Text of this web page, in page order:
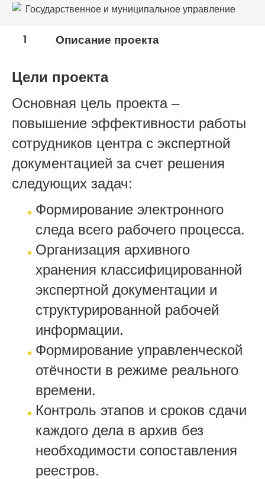
Государственное и муниципальное управление
1 Описание проекта
Цели проекта
Основная цель проекта –
повышение эффективности работы
сотрудников центра с экспертной
документацией за счет решения
следующих задач:
Формирование электронного
следа всего рабочего процесса.
Организация архивного
хранения классифицированной
экспертной документации и
структурированной рабочей
информации.
Формирование управленческой
отёчности в режиме реального
времени.
Контроль этапов и сроков сдачи
каждого дела в архив без
необходимости сопоставления
реестров.